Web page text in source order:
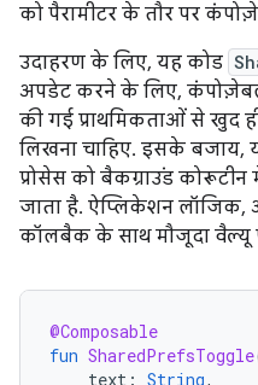
को पैरामीटर के तौर पर
उदाहरण के लिए, यह कोड
अपडेट करने के लिए,
की गई प्राथमिकताओं से खुद
लिखना चाहिए. इसके
प्रोसेस को बैकग्राउंड
जाता है. ऐप्लिकेशन लॉजिक,
कॉलबैक के साथ मौजूदा वैल्यू
@Composable
fun SharedPrefsToggle
text : String,